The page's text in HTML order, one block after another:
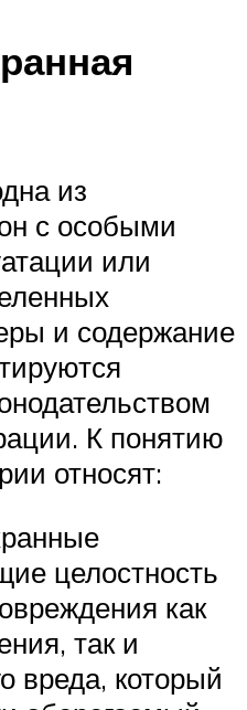
из
с особыми
или
и содержание
К понятию
относят:
целостность
как
так и
вреда, который